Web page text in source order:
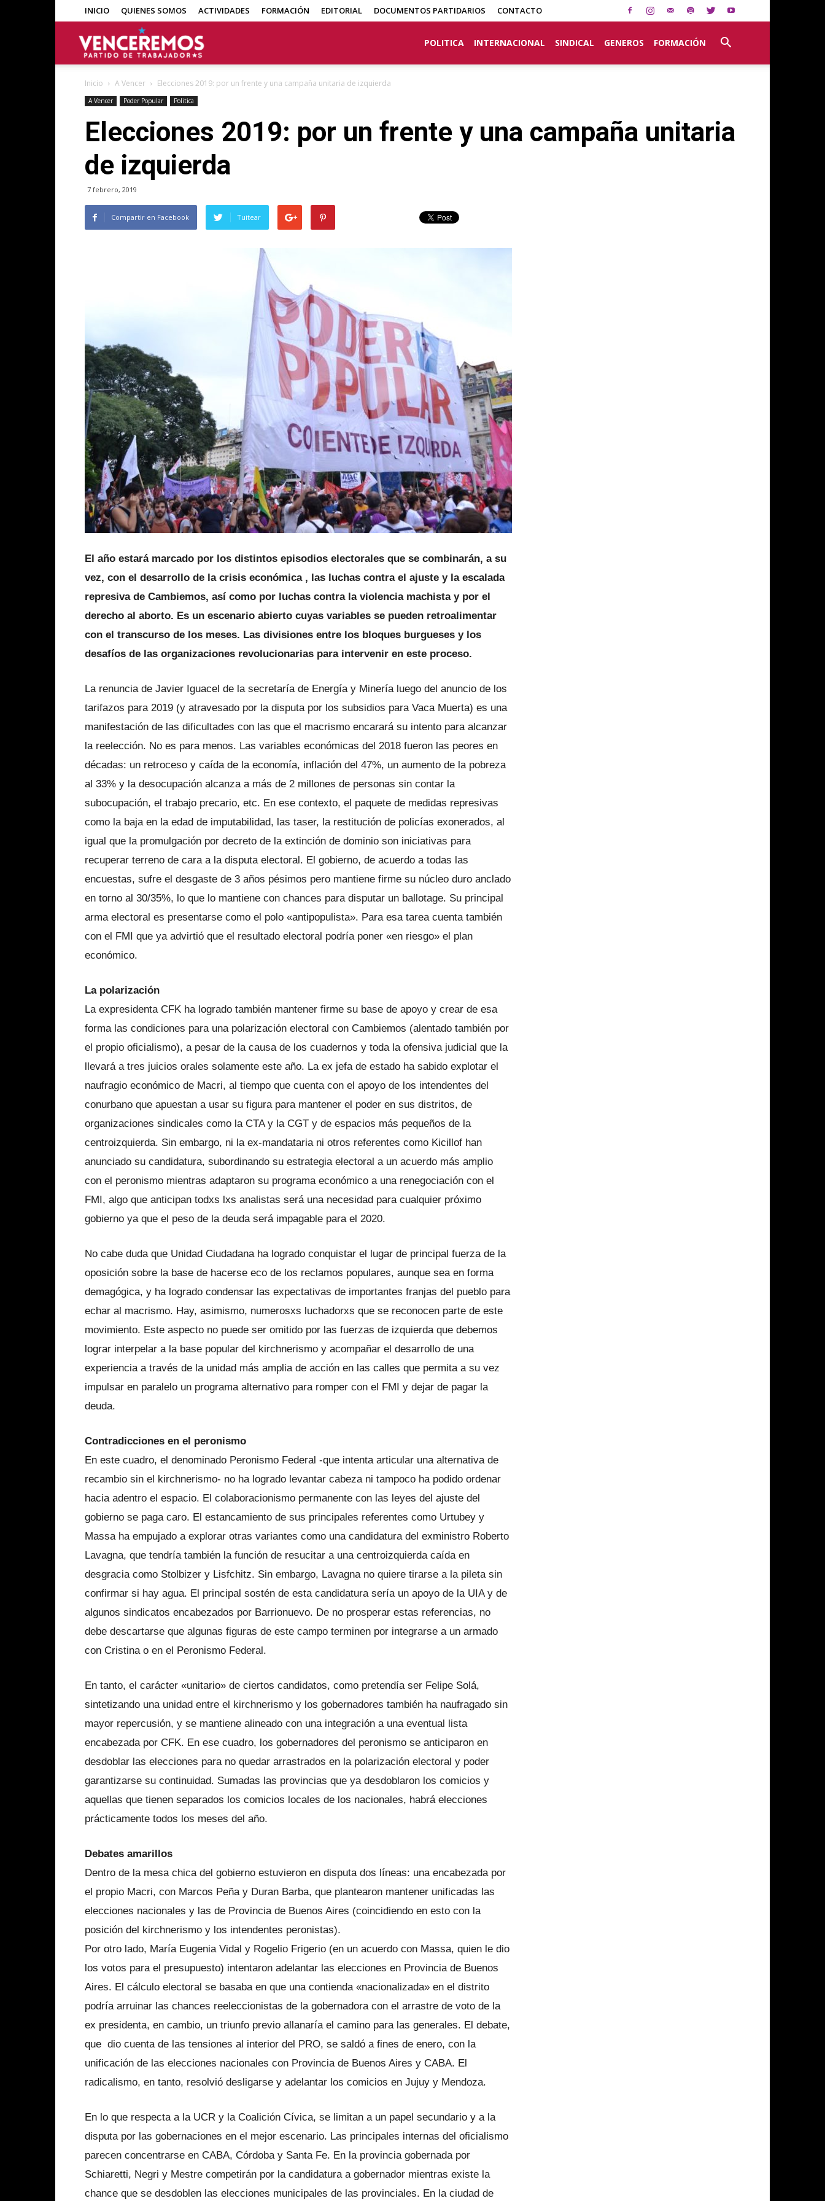
INICIO QUIENES SOMOS ACTIVIDADES FORMACIÓN EDITORIAL DOCUMENTOS PARTIDARIOS CONTACTO
POLITICA INTERNACIONAL SINDICAL GENEROS FORMACIÓN
Inicio A Vencer Elecciones 2019: por un frente y una campaña unitaria de izquierda
A Vencer Poder Popular Politica
Elecciones 2019: por un frente y una campaña unitaria
de izquierda
7 febrero, 2019
Compartir en Facebook Tuitear
El año estará marcado por los distintos episodios electorales que se combinarán, a su
vez, con el desarrollo de la crisis económica , las luchas contra el ajuste y la escalada
represiva de Cambiemos, así como por luchas contra la violencia machista y por el
derecho al aborto. Es un escenario abierto cuyas variables se pueden retroalimentar
con el transcurso de los meses. Las divisiones entre los bloques burgueses y los
desafíos de las organizaciones revolucionarias para intervenir en este proceso.
La renuncia de Javier Iguacel de la secretaría de Energía y Minería luego del anuncio de los
tarifazos para 2019 (y atravesado por la disputa por los subsidios para Vaca Muerta) es una
manifestación de las dificultades con las que el macrismo encarará su intento para alcanzar
la reelección. No es para menos. Las variables económicas del 2018 fueron las peores en
décadas: un retroceso y caída de la economía, inflación del 47%, un aumento de la pobreza
al 33% y la desocupación alcanza a más de 2 millones de personas sin contar la
subocupación, el trabajo precario, etc. En ese contexto, el paquete de medidas represivas
como la baja en la edad de imputabilidad, las taser, la restitución de policías exonerados, al
igual que la promulgación por decreto de la extinción de dominio son iniciativas para
recuperar terreno de cara a la disputa electoral. El gobierno, de acuerdo a todas las
encuestas, sufre el desgaste de 3 años pésimos pero mantiene firme su núcleo duro anclado
en torno al 30/35%, lo que lo mantiene con chances para disputar un ballotage. Su principal
arma electoral es presentarse como el polo «antipopulista». Para esa tarea cuenta también
con el FMI que ya advirtió que el resultado electoral podría poner «en riesgo» el plan
económico.
La polarización
La expresidenta CFK ha logrado también mantener firme su base de apoyo y crear de esa
forma las condiciones para una polarización electoral con Cambiemos (alentado también por
el propio oficialismo), a pesar de la causa de los cuadernos y toda la ofensiva judicial que la
llevará a tres juicios orales solamente este año. La ex jefa de estado ha sabido explotar el
naufragio económico de Macri, al tiempo que cuenta con el apoyo de los intendentes del
conurbano que apuestan a usar su figura para mantener el poder en sus distritos, de
organizaciones sindicales como la CTA y la CGT y de espacios más pequeños de la
centroizquierda. Sin embargo, ni la ex-mandataria ni otros referentes como Kicillof han
anunciado su candidatura, subordinando su estrategia electoral a un acuerdo más amplio
con el peronismo mientras adaptaron su programa económico a una renegociación con el
FMI, algo que anticipan todxs lxs analistas será una necesidad para cualquier próximo
gobierno ya que el peso de la deuda será impagable para el 2020.
No cabe duda que Unidad Ciudadana ha logrado conquistar el lugar de principal fuerza de la
oposición sobre la base de hacerse eco de los reclamos populares, aunque sea en forma
demagógica, y ha logrado condensar las expectativas de importantes franjas del pueblo para
echar al macrismo. Hay, asimismo, numerosxs luchadorxs que se reconocen parte de este
movimiento. Este aspecto no puede ser omitido por las fuerzas de izquierda que debemos
lograr interpelar a la base popular del kirchnerismo y acompañar el desarrollo de una
experiencia a través de la unidad más amplia de acción en las calles que permita a su vez
impulsar en paralelo un programa alternativo para romper con el FMI y dejar de pagar la
deuda.
Contradicciones en el peronismo
En este cuadro, el denominado Peronismo Federal -que intenta articular una alternativa de
recambio sin el kirchnerismo- no ha logrado levantar cabeza ni tampoco ha podido ordenar
hacia adentro el espacio. El colaboracionismo permanente con las leyes del ajuste del
gobierno se paga caro. El estancamiento de sus principales referentes como Urtubey y
Massa ha empujado a explorar otras variantes como una candidatura del exministro Roberto
Lavagna, que tendría también la función de resucitar a una centroizquierda caída en
desgracia como Stolbizer y Lisfchitz. Sin embargo, Lavagna no quiere tirarse a la pileta sin
confirmar si hay agua. El principal sostén de esta candidatura sería un apoyo de la UIA y de
algunos sindicatos encabezados por Barrionuevo. De no prosperar estas referencias, no
debe descartarse que algunas figuras de este campo terminen por integrarse a un armado
con Cristina o en el Peronismo Federal.
En tanto, el carácter «unitario» de ciertos candidatos, como pretendía ser Felipe Solá,
sintetizando una unidad entre el kirchnerismo y los gobernadores también ha naufragado sin
mayor repercusión, y se mantiene alineado con una integración a una eventual lista
encabezada por CFK. En ese cuadro, los gobernadores del peronismo se anticiparon en
desdoblar las elecciones para no quedar arrastrados en la polarización electoral y poder
garantizarse su continuidad. Sumadas las provincias que ya desdoblaron los comicios y
aquellas que tienen separados los comicios locales de los nacionales, habrá elecciones
prácticamente todos los meses del año.
Debates amarillos
Dentro de la mesa chica del gobierno estuvieron en disputa dos líneas: una encabezada por
el propio Macri, con Marcos Peña y Duran Barba, que plantearon mantener unificadas las
elecciones nacionales y las de Provincia de Buenos Aires (coincidiendo en esto con la
posición del kirchnerismo y los intendentes peronistas).
Por otro lado, María Eugenia Vidal y Rogelio Frigerio (en un acuerdo con Massa, quien le dio
los votos para el presupuesto) intentaron adelantar las elecciones en Provincia de Buenos
Aires. El cálculo electoral se basaba en que una contienda «nacionalizada» en el distrito
podría arruinar las chances reeleccionistas de la gobernadora con el arrastre de voto de la
ex presidenta, en cambio, un triunfo previo allanaría el camino para las generales. El debate,
que dio cuenta de las tensiones al interior del PRO, se saldó a fines de enero, con la
unificación de las elecciones nacionales con Provincia de Buenos Aires y CABA. El
radicalismo, en tanto, resolvió desligarse y adelantar los comicios en Jujuy y Mendoza.
En lo que respecta a la UCR y la Coalición Cívica, se limitan a un papel secundario y a la
disputa por las gobernaciones en el mejor escenario. Las principales internas del oficialismo
parecen concentrarse en CABA, Córdoba y Santa Fe. En la provincia gobernada por
Schiaretti, Negri y Mestre competirán por la candidatura a gobernador mientras existe la
chance que se desdoblen las elecciones municipales de las provinciales. En la ciudad de